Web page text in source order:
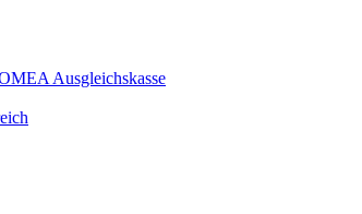
Ausgleichskasse